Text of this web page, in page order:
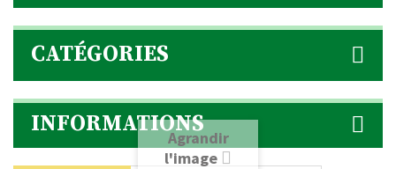
CATÉGORIES
INFORMATIONS
Agrandir
l'image